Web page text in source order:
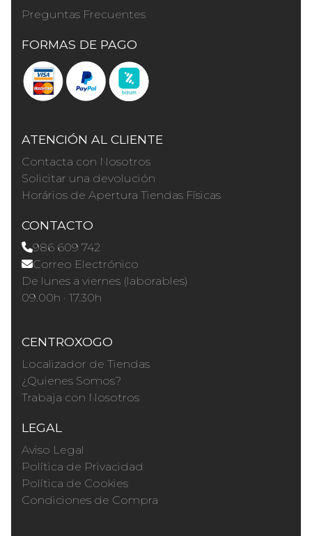
Preguntas Frecuentes
FORMAS DE PAGO
ATENCIÓN AL CLIENTE
Contacta con Nosotros
Solicitar una devolución
Horários de Apertura Tiendas Físicas
CONTACTO
986 609 742
Correo Electrónico
De lunes a viernes (laborables)
09.00h · 17.30h
CENTROXOGO
Localizador de Tiendas
¿Quienes Somos?
Trabaja con Nosotros
LEGAL
Aviso Legal
Política de Privacidad
Política de Cookies
Condiciones de Compra